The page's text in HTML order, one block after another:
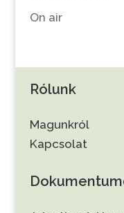
On air
Rólunk
Magunkról
Kapcsolat